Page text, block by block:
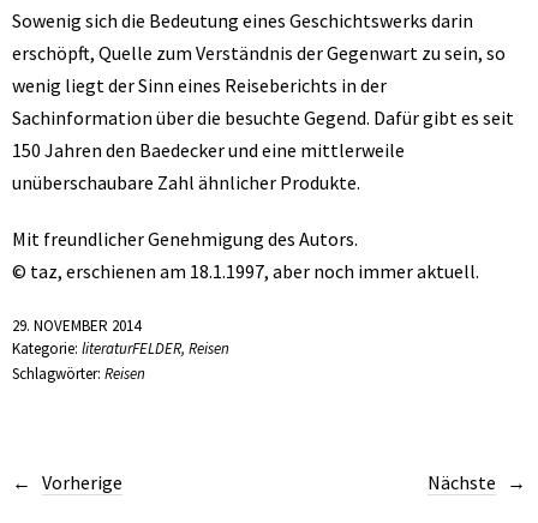
Sowenig sich die Bedeutung eines Geschichtswerks darin
erschöpft, Quelle zum Verständnis der Gegenwart zu sein, so
wenig liegt der Sinn eines Reiseberichts in der
Sachinformation über die besuchte Gegend. Dafür gibt es seit
150 Jahren den Baedecker und eine mittlerweile
unüberschaubare Zahl ähnlicher Produkte.
Mit freundlicher Genehmigung des Autors.
© taz, erschienen am 18.1.1997, aber noch immer aktuell.
29. NOVEMBER 2014
Kategorie: literaturFELDER, Reisen
Schlagwörter: Reisen
Vorherige Nächste